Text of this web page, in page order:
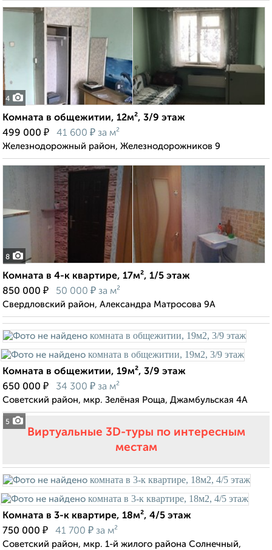
4
Комната в общежитии, 12м², 3/9 этаж
499 000 ₽ 41 600 ₽ за м²
Железнодорожный район, Железнодорожников 9
8
Комната в 4-к квартире, 17м², 1/5 этаж
850 000 ₽ 50 000 ₽ за м²
Свердловский район, Александра Матросова 9А
5
Комната в общежитии, 19м², 3/9 этаж
650 000 ₽ 34 300 ₽ за м²
Советский район, мкр. Зелёная Роща, Джамбульская 4А
Виртуальные 3D-туры по интересным
местам
Комната в 3-к квартире, 18м², 4/5 этаж
750 000 ₽ 41 700 ₽ за м²
Советский район, мкр. 1-й жилого района Солнечный,